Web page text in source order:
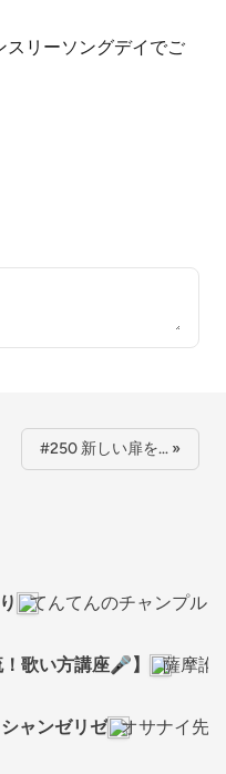
スリーソングデイでご
#250 新しい扉を… »
てんてんのチャンプル
歌い方講座🎤】 薩摩訛
シャンゼリゼ オサナイ先